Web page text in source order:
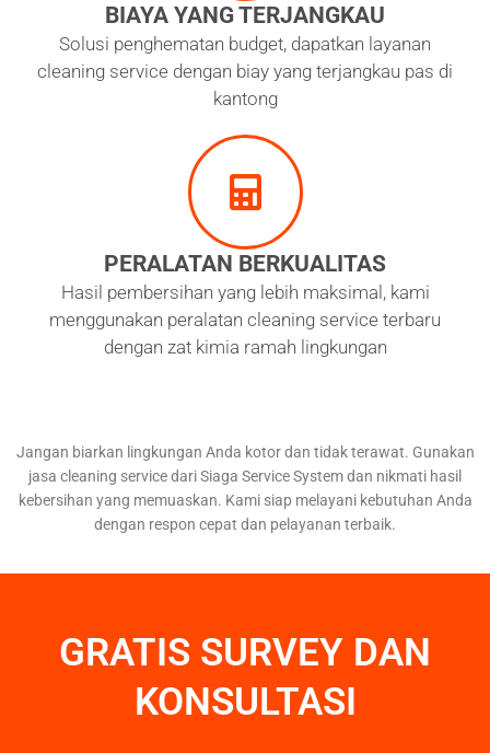
BIAYA YANG TERJANGKAU
Solusi penghematan budget, dapatkan layanan
cleaning service dengan biay yang terjangkau pas di
kantong
PERALATAN BERKUALITAS
Hasil pembersihan yang lebih maksimal, kami
menggunakan peralatan cleaning service terbaru
dengan zat kimia ramah lingkungan
Jangan biarkan lingkungan Anda kotor dan tidak terawat. Gunakan
jasa cleaning service dari Siaga Service System dan nikmati hasil
kebersihan yang memuaskan. Kami siap melayani kebutuhan Anda
dengan respon cepat dan pelayanan terbaik.
GRATIS SURVEY DAN
KONSULTASI